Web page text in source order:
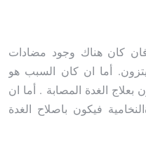
كان هناك وجود مضادات
أما ان كان السبب هو
الغدة المصابة . أما ان
فيكون باصلاح الغدة